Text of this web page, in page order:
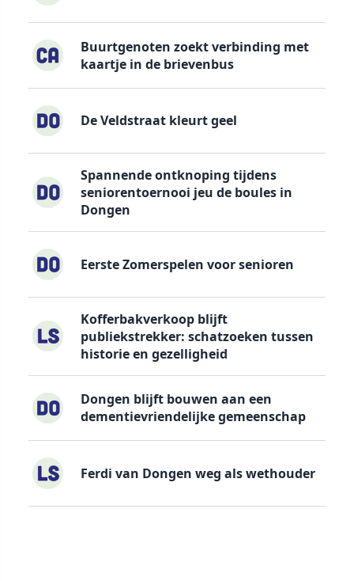
Buurtgenoten zoekt verbinding met
kaartje in de brievenbus
De Veldstraat kleurt geel
Spannende ontknoping tijdens
seniorentoernooi jeu de boules in
Dongen
Eerste Zomerspelen voor senioren
Kofferbakverkoop blijft
publiekstrekker: schatzoeken tussen
historie en gezelligheid
Dongen blijft bouwen aan een
dementievriendelijke gemeenschap
Ferdi van Dongen weg als wethouder